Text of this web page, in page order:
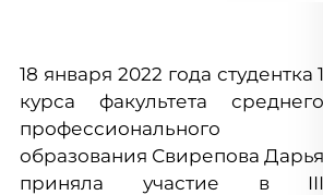
18 января 2022 года студентка 1
курса факультета среднего
профессионального
образования Свирепова Дарья
приняла участие в III